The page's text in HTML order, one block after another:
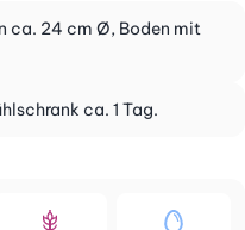
ca. 24 cm Ø, Boden mit
ca. 1 Tag.